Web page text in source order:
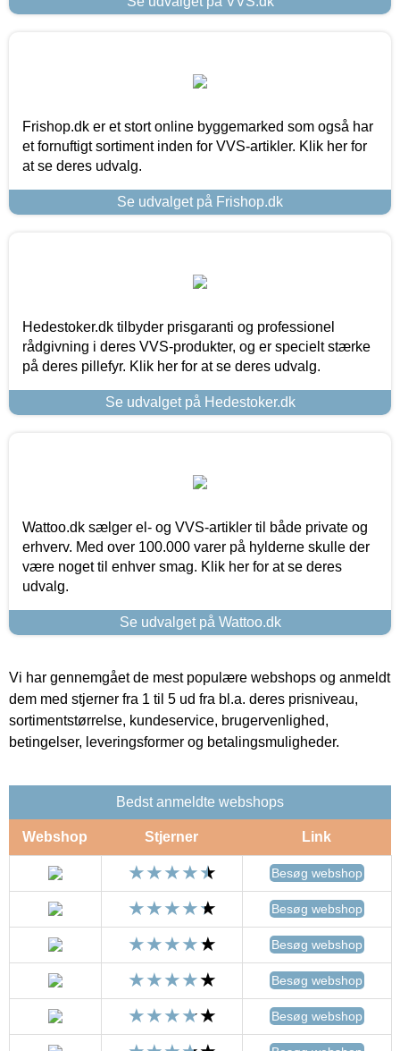
Frishop.dk er et stort online byggemarked som også har
et fornuftigt sortiment inden for VVS-artikler. Klik her for
at se deres udvalg.
Se udvalget på Frishop.dk
Hedestoker.dk tilbyder prisgaranti og professionel
rådgivning i deres VVS-produkter, og er specielt stærke
på deres pillefyr. Klik her for at se deres udvalg.
Se udvalget på Hedestoker.dk
Wattoo.dk sælger el- og VVS-artikler til både private og
erhverv. Med over 100.000 varer på hylderne skulle der
være noget til enhver smag. Klik her for at se deres
udvalg.
Se udvalget på Wattoo.dk
Vi har gennemgået de mest populære webshops og anmeldt
dem med stjerner fra 1 til 5 ud fra bl.a. deres prisniveau,
sortimentstørrelse, kundeservice, brugervenlighed,
betingelser, leveringsformer og betalingsmuligheder.
Bedst anmeldte webshops
Webshop Stjerner Link
Besøg webshop
Besøg webshop
Besøg webshop
Besøg webshop
Besøg webshop